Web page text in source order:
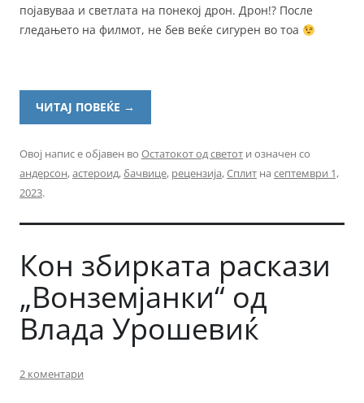
појавуваа и светлата на понекој дрон. Дрон!? После
гледањето на филмот, не бев веќе сигурен во тоа
ЧИТАЈ ПОВЕЌЕ →
Овој напис е објавен во Остатокот од светот и означен со
андерсон,астероид,бачвице, рецензија,Сплит на септември 1,
2023.
Кон збирката раскази
„Вонземјанки“ од
Влада Урошевиќ
2 коментари